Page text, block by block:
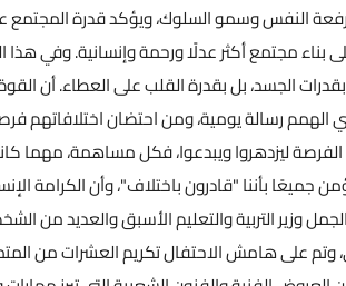
النفس وسمو السلوك، ويؤكد قدرة المجتمع
بناء مجتمع أكثر عدلًا ورحمة وإنسانية. وفي
بقدرات الجسد، بل بقدرة القلب على العطاء. أن
رسالة يومية، ومن احتضان اختلافاتهم
ليزدهروا ويبدعوا، فكل مساهمة، مهما
جميعًا بأننا "قادرون باختلاف"، وأن الكرامة
وزير التربية والتعليم الأسبق والعديد من
وتم على هامش الاحتفال تكريم العشرات من